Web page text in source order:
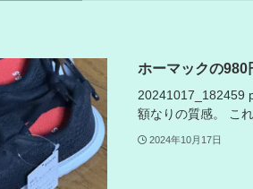
ホーマックの980
20241017_182459
額なりの質感。 こ
2024年10月17日